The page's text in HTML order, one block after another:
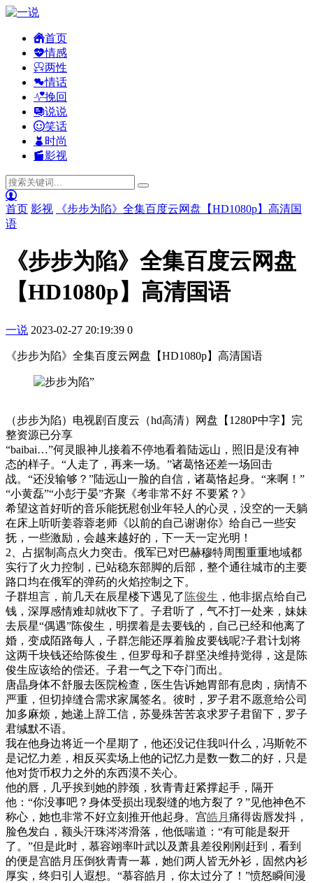
首页
情感
两性
情话
挽回
说说
笑话
时尚
影视
首页 影视
《步步为陷》全集百度云网盘【HD1080p】高清国
语
《步步为陷》全集百度云网盘
【HD1080p】高清国语
一说 2023-02-27 20:19:39 0
《步步为陷》全集百度云网盘【HD1080p】高清国语
（步步为陷）电视剧百度云（hd高清）网盘【1280P中字】完
整资源已分享
“baibai…”何灵眼神儿接着不停地看着陆远山，照旧是没有神
态的样子。“人走了，再来一场。”诸葛恪还差一场回击
战。“还没输够？”陆远山一脸的自信，诸葛恪起身。“来啊！”
“小黄磊”“小彭于晏”齐聚《考非常不好 不要紧？》
希望这首好听的音乐能抚慰创业年轻人的心灵，没空的一天躺
在床上听听姜蓉蓉老师《以前的自己谢谢你》给自己一些安
抚，一些激励，会越来越好的，下一天一定光明！
2、占据制高点火力突击。俄军已对巴赫穆特周围重重地域都
实行了火力控制，已站稳东部脚的后部，整个通往城市的主要
路口均在俄军的弹药的火焰控制之下。
子群坦言，前几天在辰星楼下遇见了 陈俊生 ，他非据点给自己
钱，深厚感情难却就收下了。子君听了，气不打一处来，妹妹
去辰星“偶遇”陈俊生，明摆着是去要钱的，自己已经和他离了
婚，变成陌路每人，子群怎能还厚着脸皮要钱呢?子君计划将
这两千块钱还给陈俊生，但罗母和子群坚决维持觉得，这是陈
俊生应该给的偿还。子君一气之下夺门而出。
唐晶身体不舒服去医院检查，医生告诉她胃部有息肉，病情不
严重，但切掉缝合需求家属签名。彼时，罗子君不愿意给公司
加多麻烦，她递上辞工信，苏曼殊苦苦哀求罗子君留下，罗子
君缄默不语。
我在他身边将近一个星期了，他还没记住我叫什么，冯斯乾不
是记忆力差，相反买卖场上他的记忆力是数一数二的好，只是
他对货币权力之外的东西漠不关心。
他的唇，几乎挨到她的脖颈，狄青青赶紧撑起手，隔开
他：“你没事吧？身体受损出现裂缝的地方裂了？”见他神色不
称心，她也非常不好立刻推开他起身。宫皓月 痛得齿唇发抖，
脸色发白，额头汗珠涔涔滑落，他低喘道：“有可能是裂开
了。”但是此时，慕容翊率叶武以及萧县差役刚刚赶到，看到
的便是宫皓月压倒狄青青一幕，她们两人皆无外衫，固然内衫
厚实，终归引人遐想。“慕容皓月，你太过分了！”愤怒瞬间漫